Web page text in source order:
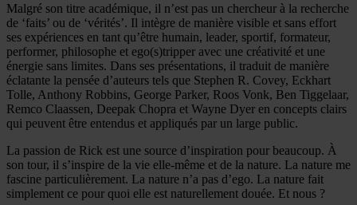
Malgré son titre académique, il n’est pas un chercheur à la recherche
de ‘faits’ ou de ‘vérités’. Il intègre de manière visible et sans effort
ses expériences en tant qu’être humain, leader, sportif, formateur,
performer, philosophe et ego(s)tripper avec une créativité et une
énergie sans limites. Dans ses présentations, il traduit de manière
éclatante la pensée d’auteurs tels que Stephen R. Covey, Eckhart
Tolle, Anthony Robbins, George Parker, Roos Vonk, Ben Tiggelaar,
Remco Claassen, Deepak Chopra et Wayne Dyer en concepts clairs
qui peuvent être entendus et appliqués par un large public.
La passion de Rick est une source d’inspiration pour beaucoup. À
son tour, il s’inspire de la vie elle-même et de la nature. La nature me
fascine particulièrement. La nature n’a pas d’ego. La nature fait
simplement ce pour quoi elle est naturellement douée. Et nous ?